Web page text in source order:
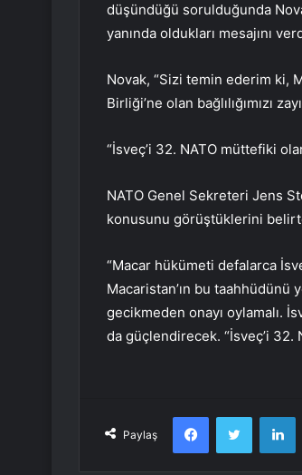
düşündüğü sorulduğunda
yanında oldukları mesajını
Novak, “Sizi temin ederim ki,
Birliği’ne olan bağlılığımızı
“İsveç’i 32. NATO müttefiki
NATO Genel Sekreteri Jens
konusunu görüştüklerini
“Macar hükümeti defalarca
Macaristan’ın bu
gecikmeden onayı oylamalı.
da güçlendirecek. “İsveç’i 32.
Paylaş
FacebookTwitter